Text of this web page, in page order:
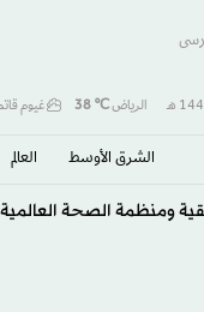
الرياض℃
38 غيوم
الشرق الأوسط​ العالم
ومنظمة الصحة